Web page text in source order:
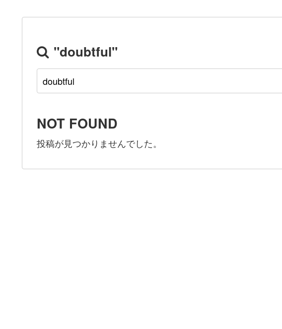
"doubtful"
NOT FOUND
投稿が見つかりませんでした。